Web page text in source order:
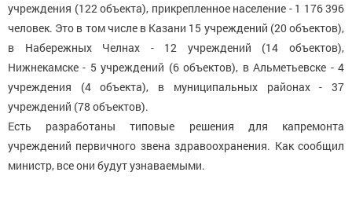
учреждения (122 объекта), прикрепленное население - 1 176 396
человек. Это в том числе в Казани 15 учреждений (20 объектов),
в Набережных Челнах - 12 учреждений (14 объектов),
Нижнекамске - 5 учреждений (6 объектов), в Альметьевске - 4
учреждения (4 объекта), в муниципальных районах - 37
учреждений (78 объектов).
Есть разработаны типовые решения для капремонта
учреждений первичного звена здравоохранения. Как сообщил
министр, все они будут узнаваемыми.